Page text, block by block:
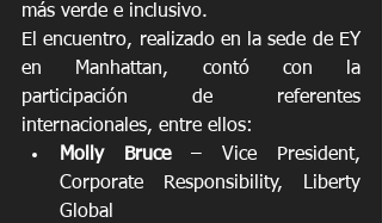
más verde e inclusivo.
El encuentro, realizado en la sede de EY
en Manhattan, contó con la
participación de referentes
internacionales, entre ellos:
Molly Bruce – Vice President,
Corporate Responsibility, Liberty
Global